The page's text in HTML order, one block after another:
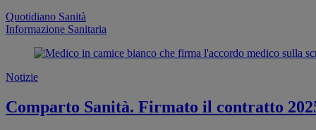
Quotidiano Sanità
Informazione Sanitaria
Notizie
Comparto Sanità. Firmato il contratto